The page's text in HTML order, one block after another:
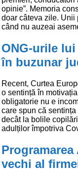
opinie”. Memoria
doar câteva zile. Unii
când nu auzeai
ONG-urile
în buzunar
Recent, Curtea
o sentință în
obligatorie nu e
care spun că
decât la bolile
adulților împotriva
vechi al